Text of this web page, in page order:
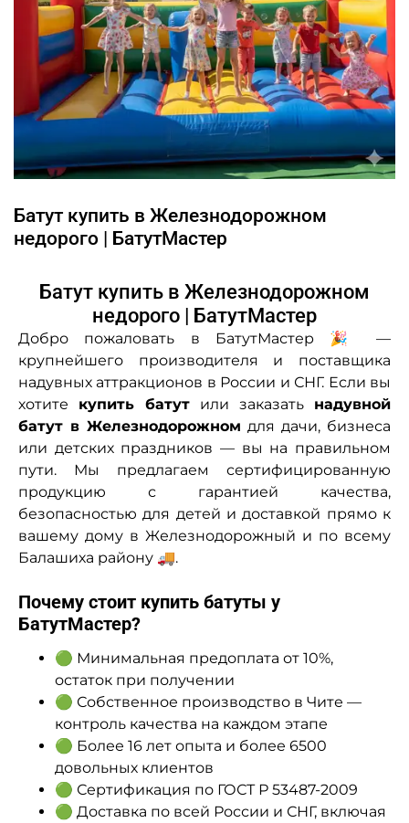
Батут купить в Железнодорожном
недорого | БатутМастер
Батут купить в Железнодорожном
недорого | БатутМастер
Добро пожаловать в БатутМастер 🎉 —
крупнейшего производителя и поставщика
надувных аттракционов в России и СНГ. Если вы
хотите купить батут или заказать надувной
батут в Железнодорожном для дачи, бизнеса
или детских праздников — вы на правильном
пути. Мы предлагаем сертифицированную
продукцию с гарантией качества,
безопасностью для детей и доставкой прямо к
вашему дому в Железнодорожный и по всему
Балашиха району 🚚.
Почему стоит купить батуты у
БатутМастер?
🟢 Минимальная предоплата от 10%,
остаток при получении
🟢 Собственное производство в Чите —
контроль качества на каждом этапе
🟢 Более 16 лет опыта и более 6500
довольных клиентов
🟢 Сертификация по ГОСТ Р 53487-2009
🟢 Доставка по всей России и СНГ, включая